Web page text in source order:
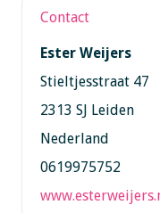
Contact
Ester Weijers
Stieltjesstraat 47
2313 SJ Leiden
Nederland
0619975752